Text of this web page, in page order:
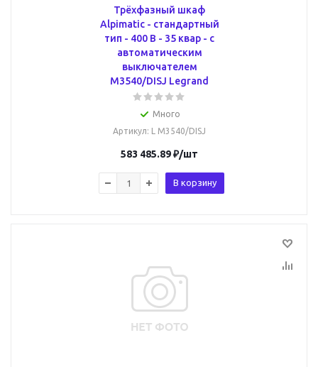
Трёхфазный шкаф
Alpimatic - стандартный
тип - 400 В - 35 квар - c
автоматическим
выключателем
M3540/DISJ Legrand
Много
Артикул: L M3540/DISJ
583 485.89₽/шт
В корзину